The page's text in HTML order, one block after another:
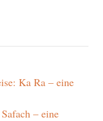
Ka Ra – eine
– eine